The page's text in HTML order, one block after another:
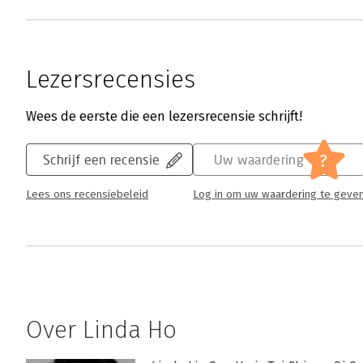
Lezersrecensies
Wees de eerste die een lezersrecensie schrijft!
Schrijf een recensie
Lees ons recensiebeleid
Uw waardering ?
Log in om uw waardering te
Over Linda Ho